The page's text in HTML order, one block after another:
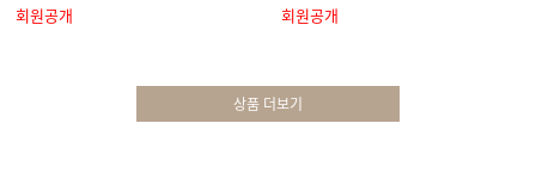
회원공개
회원공개
상품 더보기